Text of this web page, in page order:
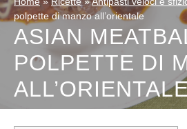
polpette di manzo all’orientale
ASIAN
POLPETTE DI
ALL’ORIENTALE